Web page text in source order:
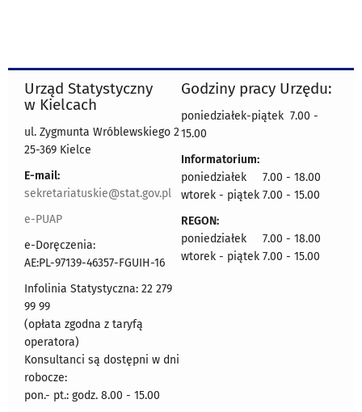
Urząd Statystyczny
w Kielcach
ul. Zygmunta Wróblewskiego 2
25-369 Kielce
E-mail:
sekretariatuskie@stat.gov.pl
e-PUAP
e-Doręczenia:
AE:PL-97139-46357-FGUIH-16
Infolinia Statystyczna: 22 279
99 99
(opłata zgodna z taryfą
operatora)
Konsultanci są dostępni w dni
robocze:
pon.- pt.: godz. 8.00 - 15.00
Godziny pracy Urzędu:
poniedziałek-piątek 7.00 -
15.00
Informatorium:
poniedziałek 7.00 - 18.00
wtorek - piątek 7.00 - 15.00
REGON:
poniedziałek 7.00 - 18.00
wtorek - piątek 7.00 - 15.00